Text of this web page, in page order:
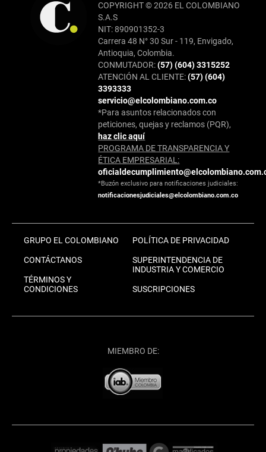
COPYRIGHT © 2026 EL COLOMBIANO
S.A.S
NIT: 890901352-3
Carrera 48 N° 30 Sur - 119, Envigado,
Antioquia, Colombia.
CONMUTADOR:(57) (604) 3315252
ATENCIÓN AL CLIENTE:(57) (604)
3393333
servicio@elcolombiano.com.co
*Para asuntos relacionados con
peticiones, quejas y reclamos (PQR),
haz clic aquí
PROGRAMA DE TRANSPARENCIA Y
ÉTICA EMPRESARIAL:
*Buzón exclusivo para notificaciones judiciales:
notificacionesjudiciales@elcolombiano.com.co
GRUPO EL COLOMBIANO
CONTÁCTANOS
TÉRMINOS Y
CONDICIONES
POLÍTICA DE PRIVACIDAD
SUPERINTENDENCIA DE
INDUSTRIA Y COMERCIO
SUSCRIPCIONES
MIEMBRO DE: